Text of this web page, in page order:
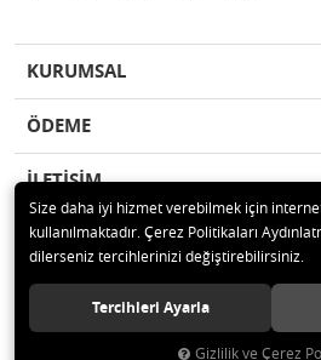
KURUMSAL
ÖDEME
İLETİŞİM
© 2020 ESA ÖLÇÜM VE TEST CİHAZLARI
Tüm hakları
Size daha iyi hizmet verebilmek için
kullanılmaktadır. Çerez Politikaları
dilerseniz tercihlerinizi değiştirebilirsiniz.
Tercihleri Ayarla
Gizlilik ve Çerez